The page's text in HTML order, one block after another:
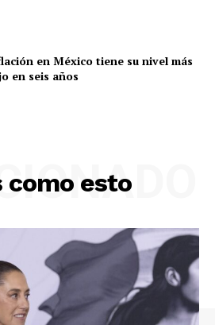
en México tiene su nivel más
en seis años
como esto